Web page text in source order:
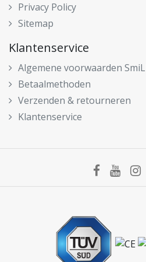
Privacy Policy
Sitemap
Klantenservice
Algemene voorwaarden
Betaalmethoden
Verzenden & retourneren
Klantenservice